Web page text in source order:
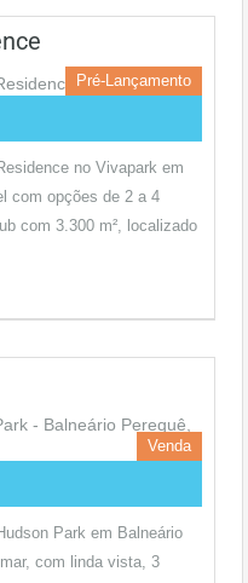
Pré-Lançamento
no Vivapark em
com opções de 2 a 4
com 3.300 m², localizado
Venda
Park em Balneário
com linda vista, 3